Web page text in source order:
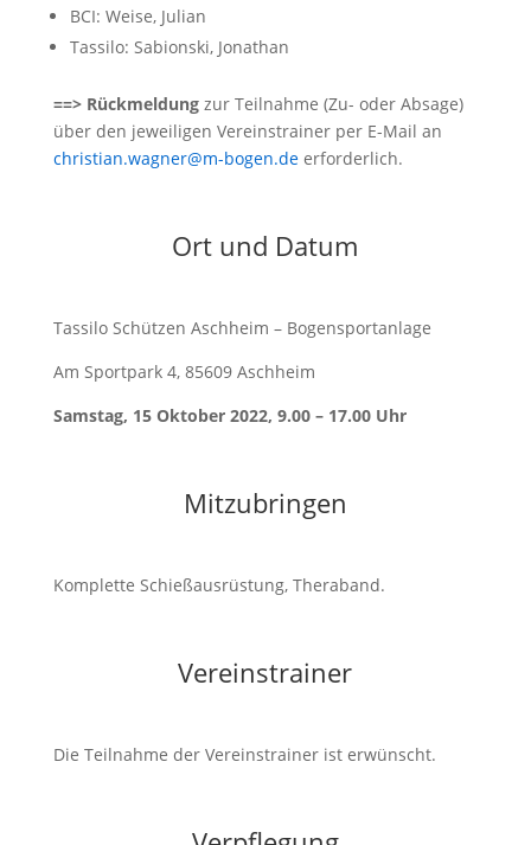
BCI: Weise, Julian
Tassilo: Sabionski, Jonathan
==> Rückmeldungzur Teilnahme (Zu- oder Absage)
über den jeweiligen Vereinstrainer per E-Mail an
christian.wagner@m-bogen.deerforderlich.
Ort und Datum
Tassilo Schützen Aschheim – Bogensportanlage
Am Sportpark 4, 85609 Aschheim
Samstag, 15 Oktober 2022, 9.00 – 17.00 Uhr
Mitzubringen
Komplette Schießausrüstung, Theraband.
Vereinstrainer
Die Teilnahme der Vereinstrainer ist erwünscht.